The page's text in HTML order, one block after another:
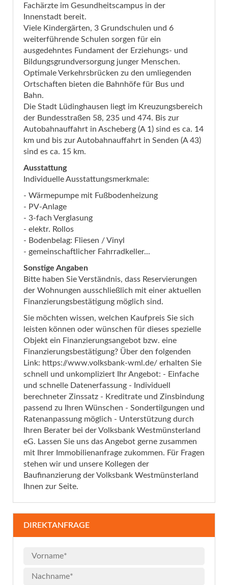
Fachärzte im Gesundheitscampus in der
Innenstadt bereit.
Viele Kindergärten, 3 Grundschulen und 6
weiterführende Schulen sorgen für ein
ausgedehntes Fundament der Erziehungs- und
Bildungsgrundversorgung junger Menschen.
Optimale Verkehrsbrücken zu den umliegenden
Ortschaften bieten die Bahnhöfe für Bus und
Bahn.
Die Stadt Lüdinghausen liegt im Kreuzungsbereich
der Bundesstraßen 58, 235 und 474. Bis zur
Autobahnauffahrt in Ascheberg (A 1) sind es ca. 14
km und bis zur Autobahnauffahrt in Senden (A 43)
sind es ca. 15 km.
Ausstattung
Individuelle Ausstattungsmerkmale:
- Wärmepumpe mit Fußbodenheizung
- PV-Anlage
- 3-fach Verglasung
- elektr. Rollos
- Bodenbelag: Fliesen / Vinyl
- gemeinschaftlicher Fahrradkeller...
Sonstige Angaben
Bitte haben Sie Verständnis, dass Reservierungen
der Wohnungen ausschließlich mit einer aktuellen
Finanzierungsbestätigung möglich sind.
Sie möchten wissen, welchen Kaufpreis Sie sich
leisten können oder wünschen für dieses spezielle
Objekt ein Finanzierungsangebot bzw. eine
Finanzierungsbestätigung? Über den folgenden
Link: https://www.volksbank-wml.de/ erhalten Sie
schnell und unkompliziert Ihr Angebot: - Einfache
und schnelle Datenerfassung - Individuell
berechneter Zinssatz - Kreditrate und Zinsbindung
passend zu Ihren Wünschen - Sondertilgungen und
Ratenanpassung möglich - Unterstützung durch
Ihren Berater bei der Volksbank Westmünsterland
eG. Lassen Sie uns das Angebot gerne zusammen
mit Ihrer Immobilienanfrage zukommen. Für Fragen
stehen wir und unsere Kollegen der
Baufinanzierung der Volksbank Westmünsterland
Ihnen zur Seite.
DIREKTANFRAGE